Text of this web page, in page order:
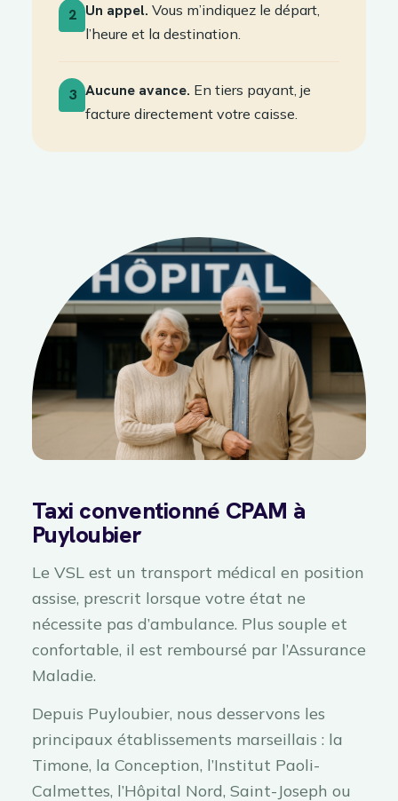
2 Un appel. Vous m’indiquez le départ,
l’heure et la destination.
3 Aucune avance. En tiers payant, je
facture directement votre caisse.
Taxi conventionné CPAM à
Puyloubier
Le VSL est un transport médical en position
assise, prescrit lorsque votre état ne
nécessite pas d’ambulance. Plus souple et
confortable, il est remboursé par l’Assurance
Maladie.
Depuis Puyloubier, nous desservons les
principaux établissements marseillais : la
Timone, la Conception, l’Institut Paoli-
Calmettes, l’Hôpital Nord, Saint-Joseph ou